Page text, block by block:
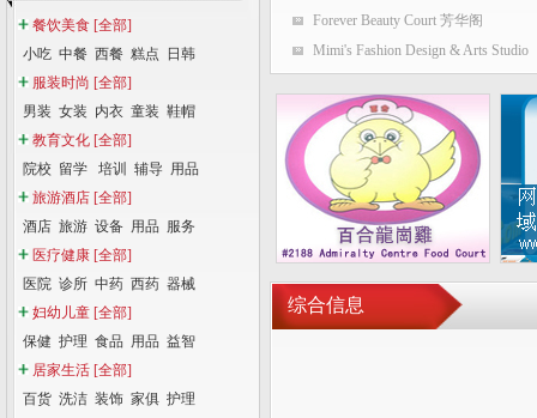
餐饮美食 [全部]
小吃 中餐 西餐 糕点
日韩
服装时尚 [全部]
男装 女装 内衣 童装 鞋帽
教育文化 [全部]
院校 留学 培训 辅导 用品
旅游酒店 [全部]
酒店 旅游 设备 用品 服务
医疗健康 [全部]
医院 诊所 中药 西药 器械
妇幼儿童 [全部]
保健 护理 食品 用品 益智
居家生活 [全部]
百货 洗洁 装饰 家俱 护理
Forever Beauty Court 芳华阁
Mimi's Fashion Design & Arts Studio
综合信息